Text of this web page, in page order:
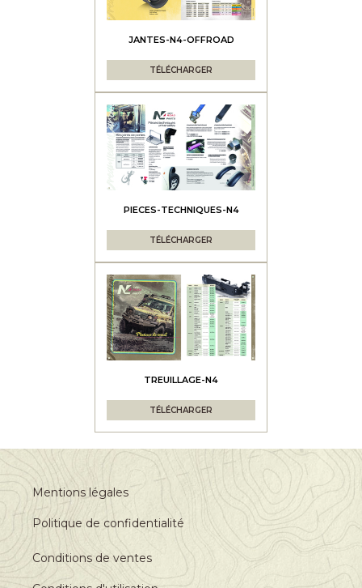
JANTES-N4-OFFROAD
TÉLÉCHARGER
PIECES-TECHNIQUES-N4
TÉLÉCHARGER
TREUILLAGE-N4
TÉLÉCHARGER
Mentions légales
Politique de confidentialité
Conditions de ventes